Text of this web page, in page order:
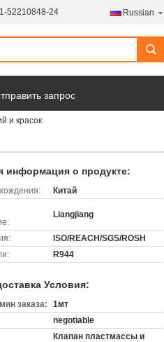
52210848-24 Russian
search
запрос
и красок
информация о продукте:
Китай
Liangjiang
ISO/REACH/SGS/ROSH
R944
Условия:
заказа:
1мт
negotiable
Клапан пластмассы и